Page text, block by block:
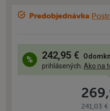
Predobjednávka
242,95 €
prihlásených. Ako na
241,03 €